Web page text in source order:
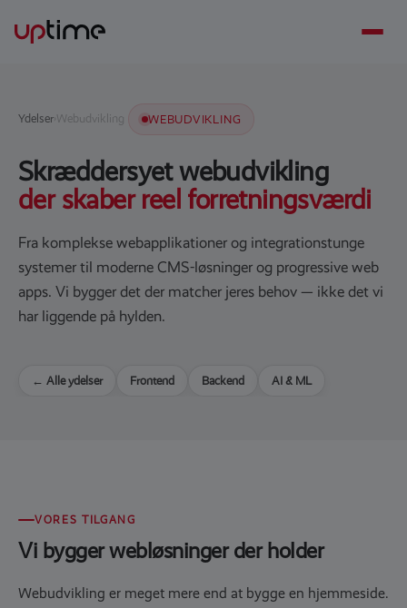
Ydelser Webudvikling WEBUDVIKLING
Skræddersyet webudvikling
der skaber reel forretningsværdi
Fra komplekse webapplikationer og integrationstunge
systemer til moderne CMS-løsninger og progressive web
apps. Vi bygger det der matcher jeres behov — ikke det vi
har liggende på hylden.
← Alle ydelser Frontend Backend AI & ML
VORES TILGANG
Vi bygger webløsninger der holder
Webudvikling er meget mere end at bygge en hjemmeside.